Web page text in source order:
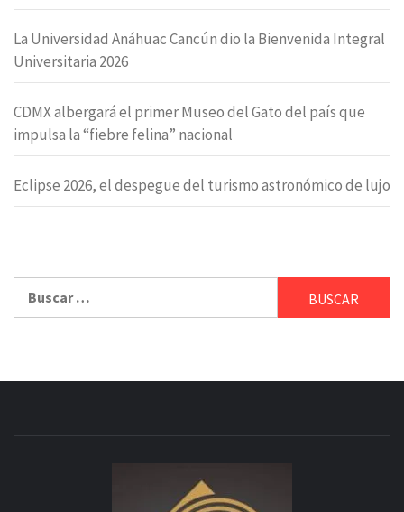
La Universidad Anáhuac Cancún dio la Bienvenida Integral
Universitaria 2026
CDMX albergará el primer Museo del Gato del país que
impulsa la “fiebre felina” nacional
Eclipse 2026, el despegue del turismo astronómico de lujo